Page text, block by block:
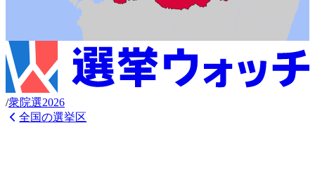
/衆院選2026
全国の選挙区